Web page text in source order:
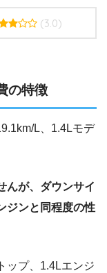
(3.0)
の特徴
L、1.4Lモデ
んが、ダウンサイ
ジンと同程度の性
ップ、1.4Lエンジ